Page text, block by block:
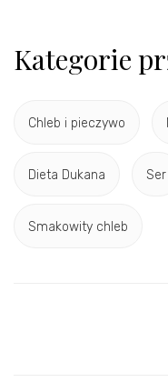
Kategorie
Chleb i pieczywo
Dieta Dukana Ser
Smakowity chleb